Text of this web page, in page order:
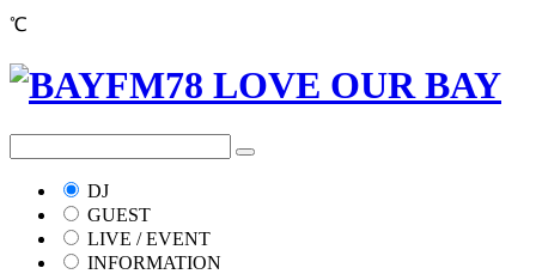
℃
DJ
GUEST
LIVE / EVENT
INFORMATION